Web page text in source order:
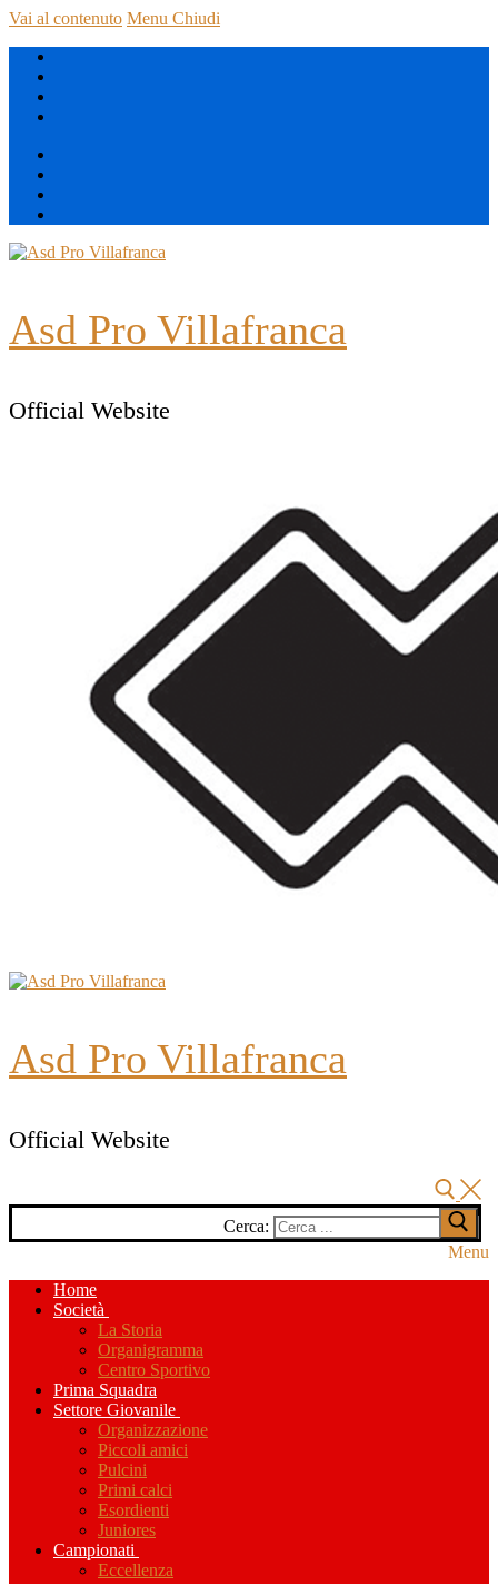
Vai al contenuto Menu Chiudi
Asd Pro Villafranca
Official Website
Asd Pro Villafranca
Official Website
Cerca:
Menu
Home
Società
La Storia
Organigramma
Centro Sportivo
Prima Squadra
Settore Giovanile
Organizzazione
Piccoli amici
Pulcini
Primi calci
Esordienti
Juniores
Campionati
Eccellenza